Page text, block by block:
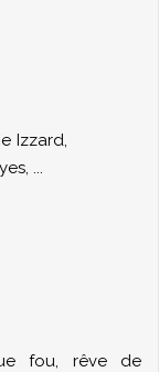
Izzard,
, ...
fou, rêve de